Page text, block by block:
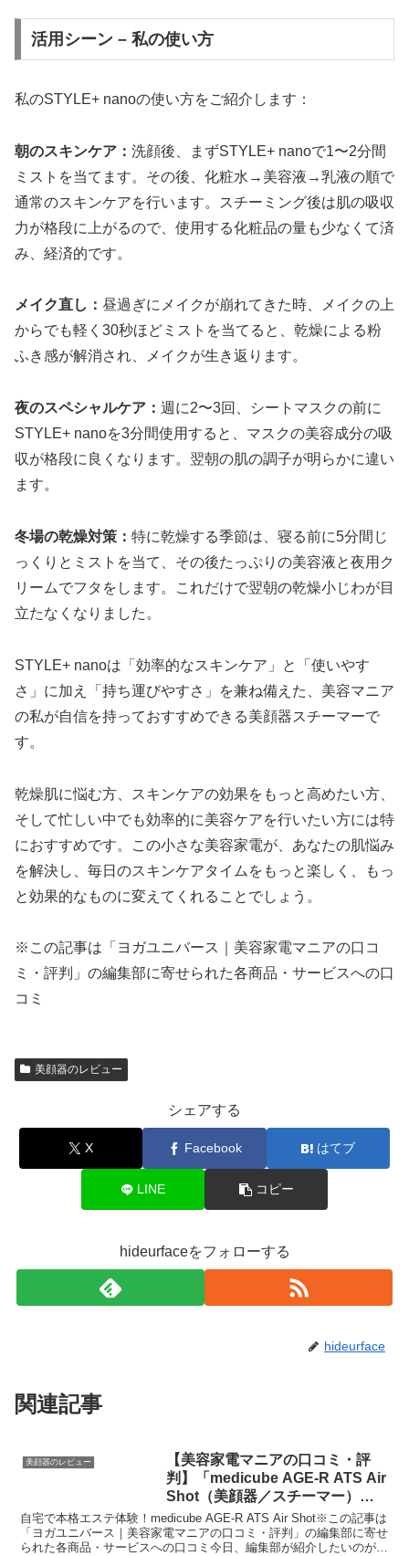
活用シーン – 私の使い方
私のSTYLE+ nanoの使い方をご紹介します：
朝のスキンケア： 洗顔後、まずSTYLE+ nanoで1〜2分間
ミストを当てます。その後、化粧水→美容液→乳液の順で
通常のスキンケアを行います。スチーミング後は肌の吸収
力が格段に上がるので、使用する化粧品の量も少なくて済
み、経済的です。
メイク直し： 昼過ぎにメイクが崩れてきた時、メイクの上
からでも軽く30秒ほどミストを当てると、乾燥による粉
ふき感が解消され、メイクが生き返ります。
夜のスペシャルケア： 週に2〜3回、シートマスクの前に
STYLE+ nanoを3分間使用すると、マスクの美容成分の吸
収が格段に良くなります。翌朝の肌の調子が明らかに違い
ます。
冬場の乾燥対策： 特に乾燥する季節は、寝る前に5分間じ
っくりとミストを当て、その後たっぷりの美容液と夜用ク
リームでフタをします。これだけで翌朝の乾燥小じわが目
立たなくなりました。
STYLE+ nanoは「効率的なスキンケア」と「使いやす
さ」に加え「持ち運びやすさ」を兼ね備えた、美容マニア
の私が自信を持っておすすめできる美顔器スチーマーで
す。
乾燥肌に悩む方、スキンケアの効果をもっと高めたい方、
そして忙しい中でも効率的に美容ケアを行いたい方には特
におすすめです。この小さな美容家電が、あなたの肌悩み
を解決し、毎日のスキンケアタイムをもっと楽しく、もっ
と効果的なものに変えてくれることでしょう。
※この記事は「ヨガユニバース｜美容家電マニアの口コ
ミ・評判」の編集部に寄せられた各商品・サービスへの口
コミ
美顔器のレビュー
シェアする
X Facebook はてブ
LINE コピー
hideurfaceをフォローする
hideurface
関連記事
美顔器のレビュー
【美容家電マニアの口コミ・評
判】「medicube AGE-R ATS Air
Shot（美顔器／スチーマー）」
を実際に使ってみた正直感想
自宅で本格エステ体験！medicube AGE-R ATS Air Shot※この記事は
「ヨガユニバース｜美容家電マニアの口コミ・評判」の編集部に寄せ
られた各商品・サービスへの口コミ今日、編集部が紹介したいのが